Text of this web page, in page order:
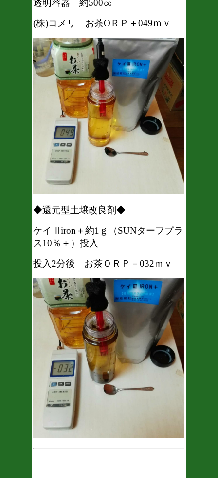
透明容器 約500㏄
(株)コメリ お茶OＲＰ＋049ｍｖ
◆還元型土壌改良剤◆
ケイⅢiron＋約1ｇ（SUNターフプラ
ス10％＋）投入
投入2分後 お茶ＯＲＰ－032ｍｖ